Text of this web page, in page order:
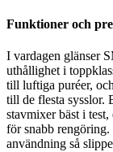
Funktioner och
I vardagen glänser
uthållighet i
till luftiga puréer,
till de flesta sysslor.
stavmixer bäst i
för snabb
användning så